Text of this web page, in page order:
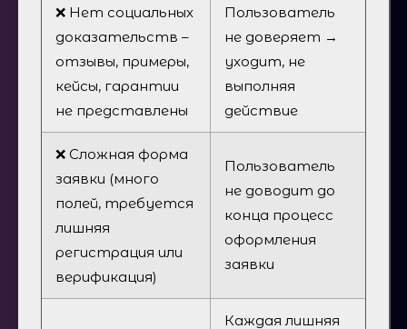
❌ Нет социальных
доказательств –
отзывы, примеры,
кейсы, гарантии
не представлены
Пользователь
не доверяет →
уходит, не
выполняя
действие
❌ Сложная форма
заявки (много
полей, требуется
лишняя
регистрация или
верификация)
Пользователь
не доводит до
конца процесс
оформления
заявки
Каждая лишняя